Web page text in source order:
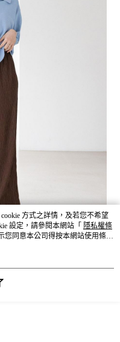
方式之詳情，及若您不希望
設定，請參閱本網站「 隱私權條
您同意本公司得按本網站使用條款